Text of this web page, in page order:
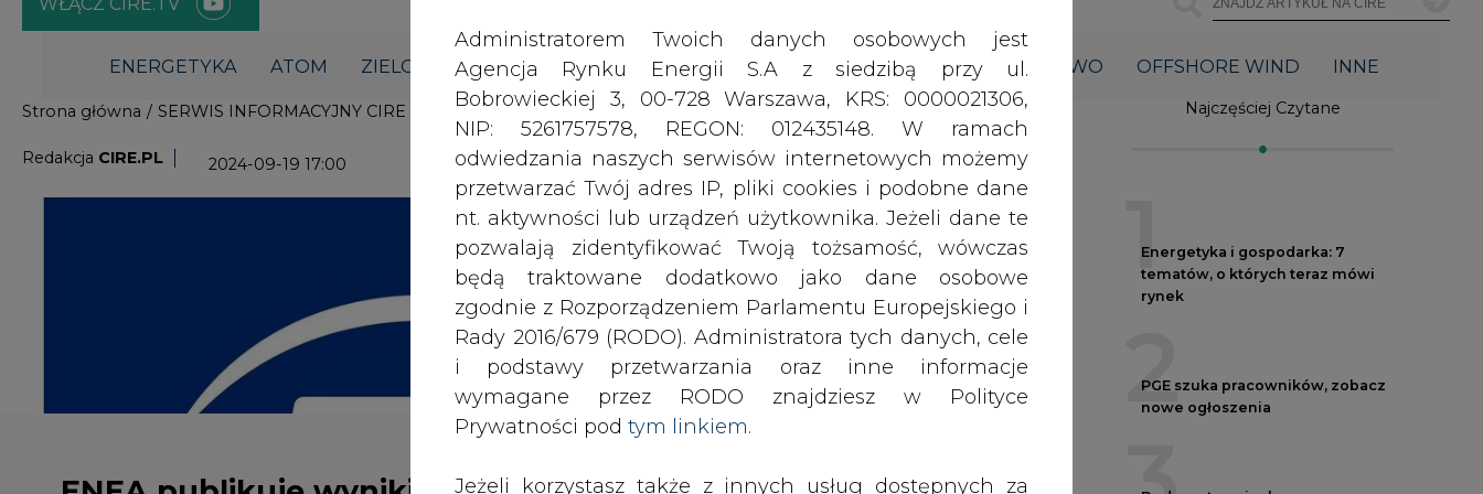
i podstawy przetwarzania oraz inne informacje
wymagane przez RODO znajdziesz w Polityce
Prywatności pod
tym linkiem.
Jeżeli korzystasz także z innych usług dostępnych za
pośrednictwem naszego serwisu, przetwarzamy też
Twoje dane osobowe podane przy zakładaniu konta lub
rejestracji do newslettera. Przetwarzamy dane, które
podajesz, pozostawiasz lub do których możemy uzyskać
dostęp w ramach korzystania z Usług.
Informacje dotyczące Administratora Twoich danych
osobowych a także cele i podstawy przetwarzania oraz
inne niezbędne informacje wymagane przez RODO
znajdziesz w Polityce Prywatności pod wskazanym
linkiem (
tym linkiem
). Dane zbierane na potrzeby
ENEA publikuje wyniki za II
Enea odnotowała 1 262,69 mln zł skonsolidowanego zysku netto
przypisanego akcjonariuszom jednostki dominującej w II kw. 2024 r. wobec
346,46 mln zł straty rok wcześniej, podała spółka
2
nowe ogłoszenia
Budowa terminala
4
5